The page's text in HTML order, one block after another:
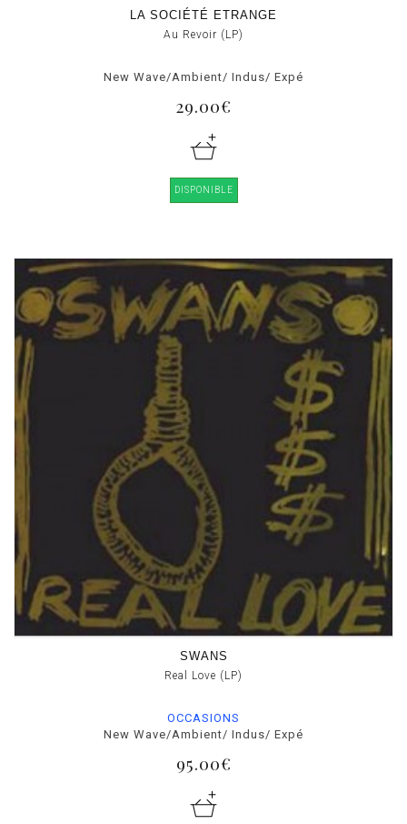
LA SOCIÉTÉ ETRANGE
Au Revoir (LP)
New Wave/Ambient/ Indus/ Expé
29.00€
DISPONIBLE
SWANS
Real Love (LP)
OCCASIONS
New Wave/Ambient/ Indus/ Expé
95.00€